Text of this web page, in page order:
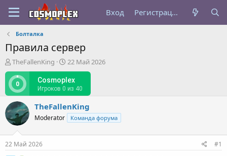
Вход Регистрация
Болталка
Правила сервер
А
в
т
о
р
т
е
м
ы
TheFallenKing
Д
а
т
а
н
а
ч
а
л
22 Май 2026
0 Cosmoplex
Игроков 0 из 40
TheFallenKing
Moderator Команда форума
22 Май 2026 #1